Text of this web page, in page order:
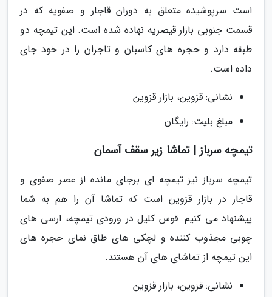
است سرپوشیده متعلق به دوران قاجار و صفویه که در
قسمت جنوبی بازار قیصریه نهاده شده است. این تیمچه دو
طبقه دارد و حجره های کاسبان و تاجران را در خود جای
داده است.
نشانی: قزوین، بازار قزوین
مبلغ بلیت: رایگان
تیمچه سرباز | تماشا زیر سقف آسمان
تیمچه سرباز نیز تیمچه ای برجای مانده از عصر صفوی و
قاجار در بازار قزوین است که تماشا آن را هم به شما
پیشنهاد می کنیم. قوس کلیل در ورودی تیمچه، ارسی های
چوبی مجذوب کننده و لچکی های طاق نمای حجره های
این تیمچه از تماشای های آن هستند.
نشانی: قزوین، بازار قزوین